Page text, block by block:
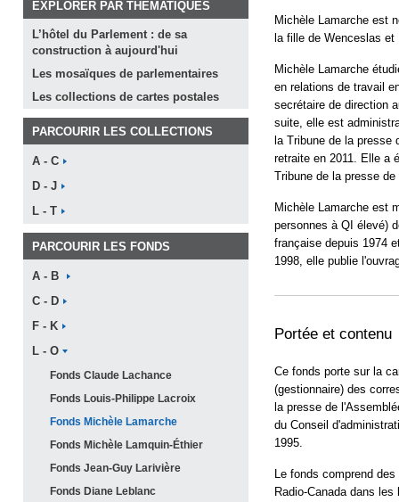
EXPLORER PAR THÉMATIQUES
L’hôtel du Parlement : de sa
construction à aujourd'hui
Les mosaïques de parlementaires
Les collections de cartes postales
PARCOURIR LES COLLECTIONS
A - C
D - J
L - T
PARCOURIR LES FONDS
A - B
C - D
F - K
L - O
Fonds Claude Lachance
Fonds Louis-Philippe Lacroix
Fonds Michèle Lamarche
Fonds Michèle Lamquin-Éthier
Fonds Jean-Guy Larivière
Fonds Diane Leblanc
Michèle Lamarche est
la fille de Wenceslas
Michèle Lamarche
en relations de travail
secrétaire de direction
suite, elle est
la Tribune de la presse
retraite en 2011. Elle a
Tribune de la presse
Michèle Lamarche est
personnes à QI élevé)
française depuis 1974
1998, elle publie
Portée et contenu
Ce fonds porte sur la
(gestionnaire) des
la presse de
du Conseil
1995.
Le fonds comprend
Radio-Canada dans